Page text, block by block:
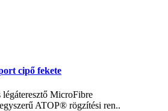
cipő fekete
MicroFibre
ATOP® rögzítési ren..